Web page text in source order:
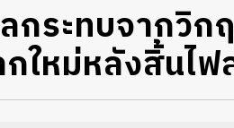
กระทบจากวิก
กใหม่หลังสิ้นไ